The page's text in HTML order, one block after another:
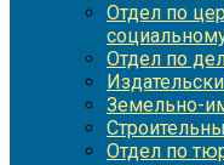
Отдел по
Отдел по
Земельно-
Отдел по